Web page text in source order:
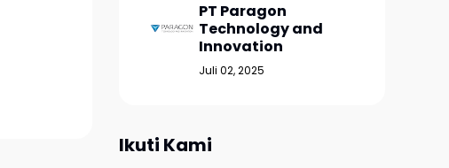
PT Paragon
Technology and
Innovation
Juli 02, 2025
Ikuti Kami